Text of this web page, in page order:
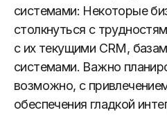
системами: Некоторые
столкнуться с
с их текущими CRM,
системами. Важно
возможно, с
обеспечения гладкой